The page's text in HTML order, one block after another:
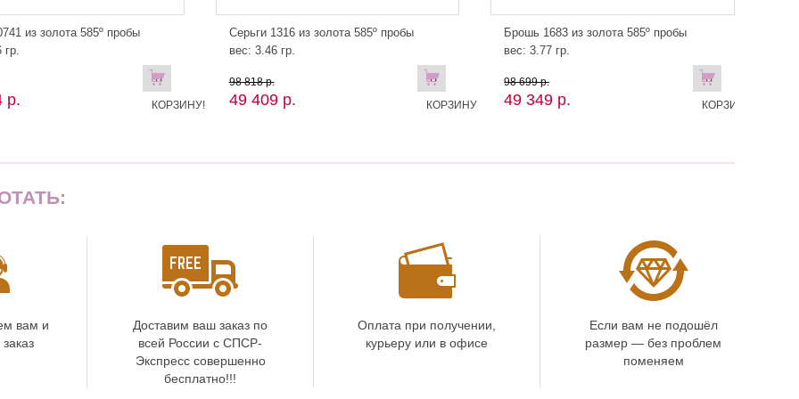
из золота 585º пробы
гр.
р.
В
КОРЗИНУ!
Серьги 1316 из золота 585º пробы
вес: 3.46 гр.
98 818 р.
49 409 р.
В
КОРЗИНУ
Брошь 1683 из золота 585º пробы
вес: 3.77 гр.
98 699 р.
49 349 р.
В
КОРЗИНУ
вам и
Доставим ваш заказ по
всей России с СПСР-
Экспресс совершенно
бесплатно!!!
Оплата при получении,
курьеру или в офисе
Если вам не подошёл
размер — без проблем
поменяем